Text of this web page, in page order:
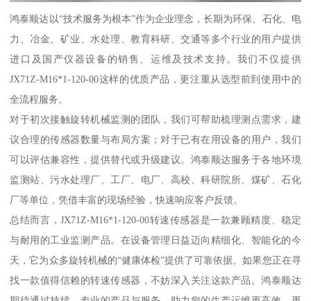
鸿泰顺达以“技术服务为根本”作为企业理念，长期为环保、石化、电
力、冶金、矿业、水处理、教育科研、交通等多个行业的用户提供
进口及国产仪器设备的销售、运维及技术支持。我们不仅提供
JX71Z-M16*1-120-00这样的优质产品，更注重从选型前到使用中的
全流程服务。
对于初次接触旋转机械监测的团队，我们可帮助梳理测点需求，建
议合理的传感器数量与布局方案；对于已有在用设备的用户，我们
可以评估兼容性，提供替代或升级建议。鸿泰顺达服务于各地环境
监测站、污水处理厂、工厂、电厂、高校、科研院所、煤矿、石化
厂等单位，凭借丰富的现场经验，快速响应客户反馈。
总结而言，JX71Z-M16*1-120-00转速传感器是一款兼顾精度、稳定
与耐用的工业监测产品。在设备管理日益迈向精细化、智能化的今
天，它为众多旋转机械的“健康体检”提供了可靠依据。如果您正在寻
找一款值得信赖的转速传感器，不妨深入关注这款产品。鸿泰顺达